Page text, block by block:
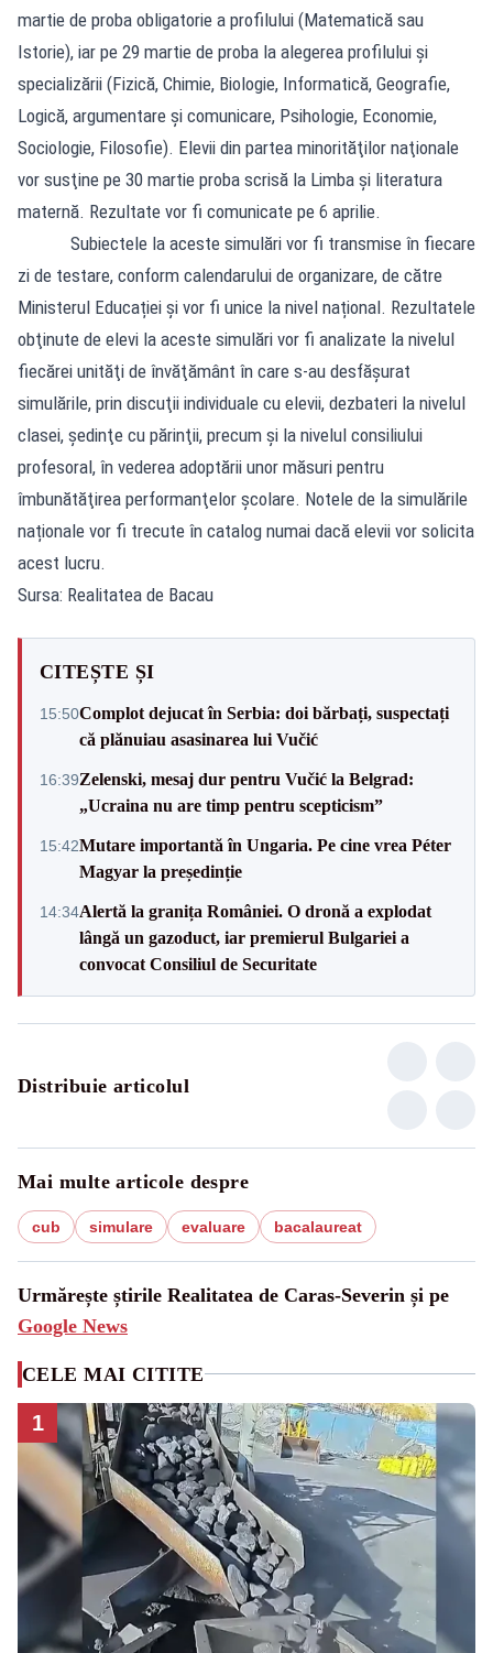
martie de proba obligatorie a profilului (Matematică sau
Istorie), iar pe 29 martie de proba la alegerea profilului şi
specializării (Fizică, Chimie, Biologie, Informatică, Geografie,
Logică, argumentare și comunicare, Psihologie, Economie,
Sociologie, Filosofie). Elevii din partea minorităţilor naţionale
vor susţine pe 30 martie proba scrisă la Limba şi literatura
maternă. Rezultate vor fi comunicate pe 6 aprilie.
Subiectele la aceste simulări vor fi transmise în fiecare
zi de testare, conform calendarului de organizare, de către
Ministerul Educației și vor fi unice la nivel național. Rezultatele
obţinute de elevi la aceste simulări vor fi analizate la nivelul
fiecărei unităţi de învăţământ în care s-au desfăşurat
simulările, prin discuţii individuale cu elevii, dezbateri la nivelul
clasei, şedinţe cu părinţii, precum şi la nivelul consiliului
profesoral, în vederea adoptării unor măsuri pentru
îmbunătăţirea performanţelor şcolare. Notele de la simulările
naționale vor fi trecute în catalog numai dacă elevii vor solicita
acest lucru.
Sursa: Realitatea de Bacau
CITEȘTE ȘI
15:50Complot dejucat în Serbia: doi bărbați, suspectați
că plănuiau asasinarea lui Vučić
16:39Zelenski, mesaj dur pentru Vučić la Belgrad:
„Ucraina nu are timp pentru scepticism”
15:42Mutare importantă în Ungaria. Pe cine vrea Péter
Magyar la președinție
14:34Alertă la granița României. O dronă a explodat
lângă un gazoduct, iar premierul Bulgariei a
convocat Consiliul de Securitate
Distribuie articolul
Mai multe articole despre
cub simulare evaluare bacalaureat
Urmărește știrile Realitatea de Caras-Severin și pe
Google News
CELE MAI CITITE
1